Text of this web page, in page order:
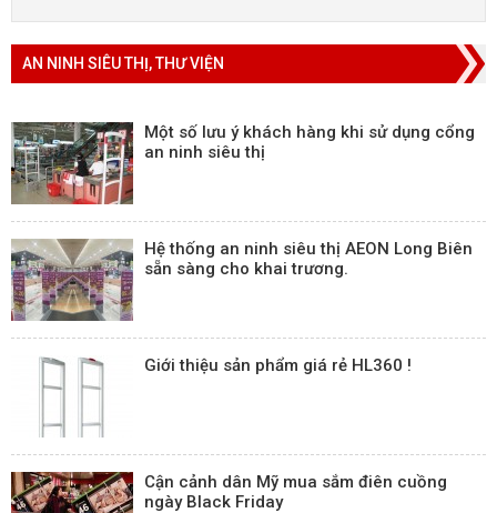
AN NINH SIÊU THỊ, THƯ VIỆN
Một số lưu ý khách hàng khi sử dụng cổng
an ninh siêu thị
Hệ thống an ninh siêu thị AEON Long Biên
sẵn sàng cho khai trương.
Giới thiệu sản phẩm giá rẻ HL360 !
Cận cảnh dân Mỹ mua sắm điên cuồng
ngày Black Friday